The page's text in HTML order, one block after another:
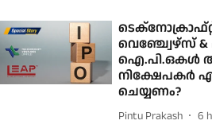
വെഞ്ച്വേഴ്സ് &
ഐ.പി.ഒകൾ
നിക്ഷേപകർ
ചെയ്യണം?
Pintu Prakash 6